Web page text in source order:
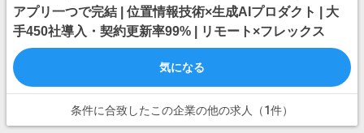
アプリ一つで完結 | 位置情報技術×生成AIプロダクト | 大
手450社導入・契約更新率99% | リモート×フレックス
気になる
条件に合致したこの企業の他の求人（1件）